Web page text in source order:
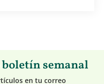
semanal
en tu correo